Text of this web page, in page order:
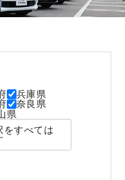
兵庫県
奈良県
県
をすべては